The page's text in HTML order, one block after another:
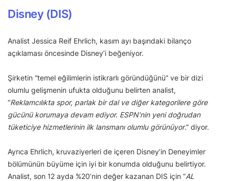
Disney (DIS)
Analist Jessica Reif Ehrlich, kasım ayı başındaki bilanço
açıklaması öncesinde Disney’i beğeniyor.
Şirketin “temel eğilimlerin istikrarlı göründüğünü” ve bir dizi
olumlu gelişmenin ufukta olduğunu belirten analist,
“Reklamcılıkta spor, parlak bir dal ve diğer kategorilere göre
gücünü korumaya devam ediyor. ESPN’nin yeni doğrudan
tüketiciye hizmetlerinin ilk lansmanı olumlu görünüyor.” diyor.
Ayrıca Ehrlich, kruvaziyerleri de içeren Disney’in Deneyimler
bölümünün büyüme için iyi bir konumda olduğunu belirtiyor.
Analist, son 12 ayda %20’nin değer kazanan DIS için “AL